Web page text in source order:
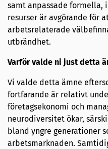
samt anpassade formella,
resurser är avgörande för
arbetsrelaterade
utbrändhet.
Varför valde ni just detta
Vi valde detta ämne
fortfarande är relativt
företagsekonomi och
neurodiversitet ökar,
bland yngre generationer
arbetsmarknaden.